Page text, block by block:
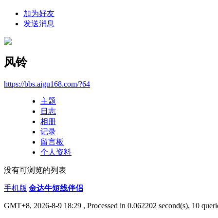
加为好友
发送消息
风铃
https://bbs.aigu168.com/?64
主题
日志
相册
记录
留言板
个人资料
没有可浏览的列表
手机版|金达牛短线伴侣
GMT+8, 2026-8-9 18:29 , Processed in 0.062202 second(s), 10